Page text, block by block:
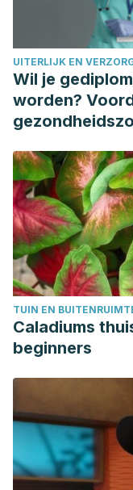
things-know-
Schnitzler JG,
Silvestre F, Das K.
of thyroid
and
Epub 2016 Oct 24.
The Top 12 Acne
3, 2017). Anne
https://
True or False:
Relieves Pain.
https://
id=156971
Kwon HB, Lee
2009;21(3):308-
Brent A, Bauer.
para la salud. ¿es
https://
lifestyle/
UITERLIJK EN
Wil je
worden?
TUIN EN
Caladiums
beginners